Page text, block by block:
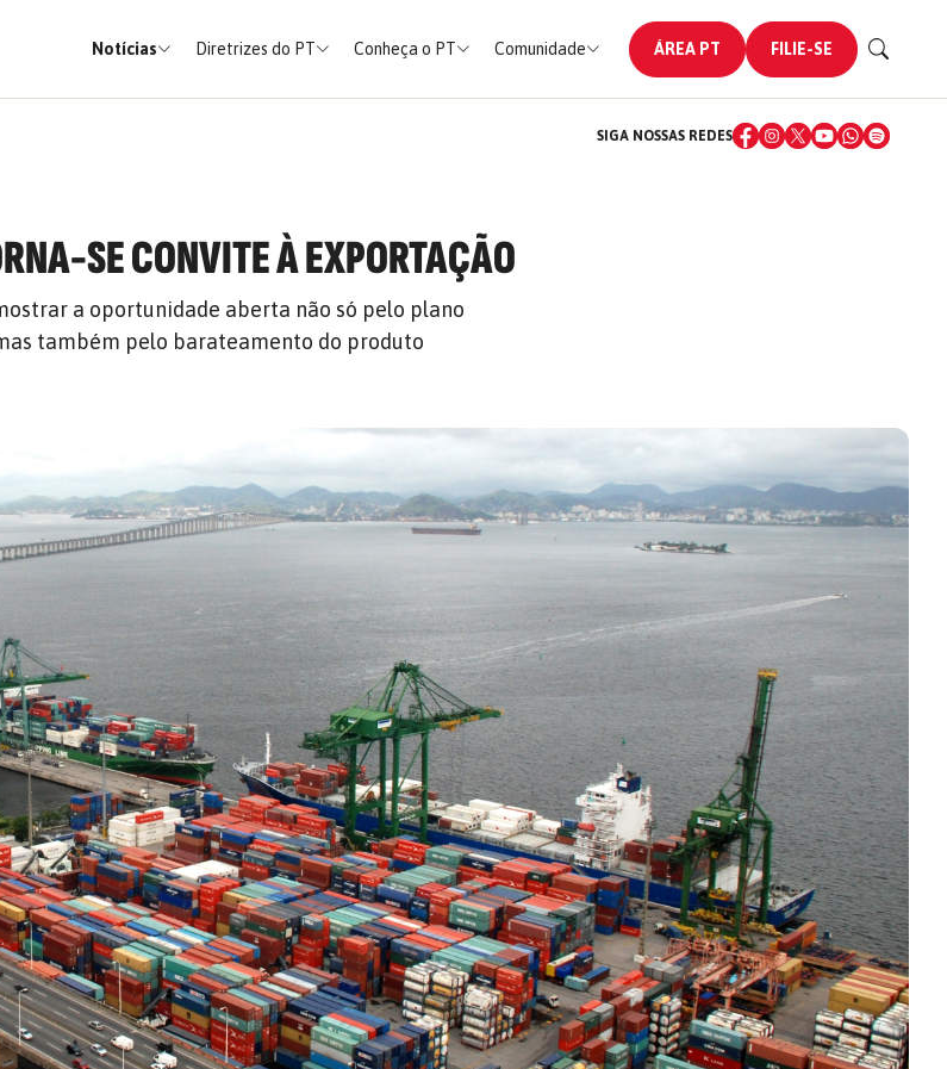
Notícias Diretrizes do PT Conheça o PT Comunidade ÁREA PT FILIE-SE
SIGA NOSSAS REDES
SE CONVITE À EXPORTAÇÃO
a oportunidade aberta não só pelo plano
também pelo barateamento do produto